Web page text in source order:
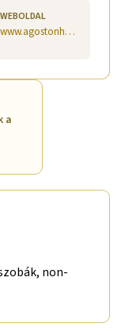
WEBOLDAL
www.agostonhotel.hu
a
non-